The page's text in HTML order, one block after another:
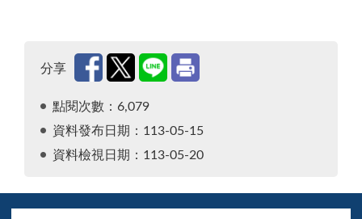
分享
點閱次數：6,079
資料發布日期：113-05-15
資料檢視日期：113-05-20